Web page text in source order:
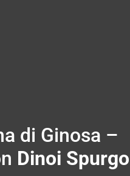
di Ginosa –
Dinoi Spurgo